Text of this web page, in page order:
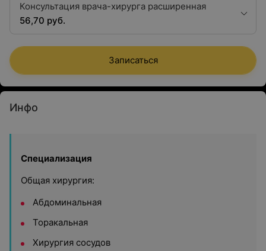
Консультация врача-хирурга расширенная
56,70 руб.
Записаться
Инфо
Специализация
Общая хирургия:
Абдоминальная
Торакальная
Хирургия сосудов